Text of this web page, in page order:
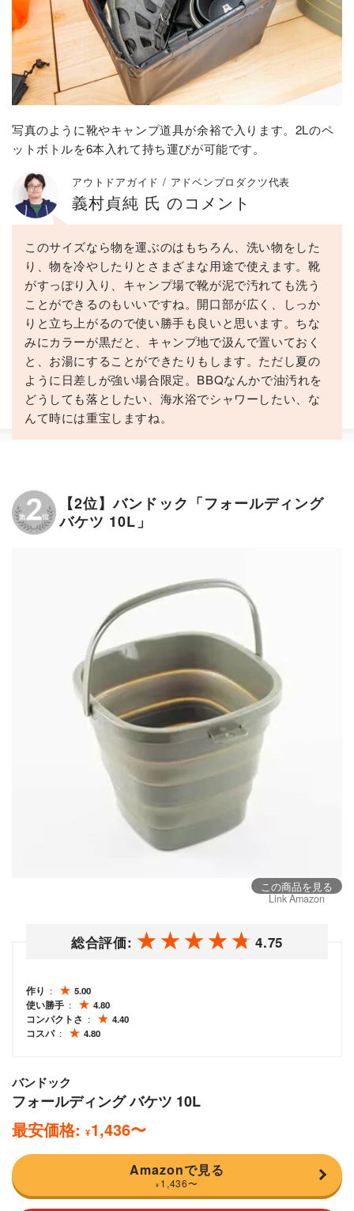
写真のように靴やキャンプ道具が余裕で入ります。2Lのペ
ットボトルを6本入れて持ち運びが可能です。
アウトドアガイド / アドベンプロダクツ代表
義村貞純 氏 のコメント
このサイズなら物を運ぶのはもちろん、洗い物をした
り、物を冷やしたりとさまざまな用途で使えます。靴
がすっぽり入り、キャンプ場で靴が泥で汚れても洗う
ことができるのもいいですね。開口部が広く、しっか
りと立ち上がるので使い勝手も良いと思います。ちな
みにカラーが黒だと、キャンプ地で汲んで置いておく
と、お湯にすることができたりもします。ただし夏の
ように日差しが強い場合限定。BBQなんかで油汚れを
どうしても落としたい、海水浴でシャワーしたい、な
んて時には重宝しますね。
【2位】バンドック「フォールディング
バケツ 10L」
この商品を見る
Link Amazon
総合評価: 4.75
作り
5.00
使い勝手
4.80
コンパクトさ
4.40
コスパ
4.80
バンドック
フォールディング バケツ 10L
最安価格: ¥1,436〜
Amazonで見る
¥ 1,436〜